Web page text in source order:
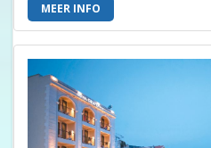
MEER INFO